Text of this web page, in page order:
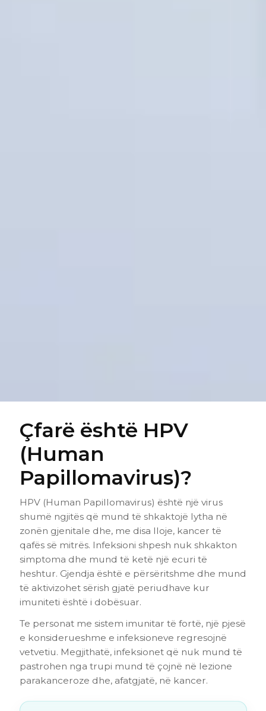
Çfarë është HPV
(Human
Papillomavirus)?
HPV (Human Papillomavirus) është një virus
shumë ngjitës që mund të shkaktojë lythа në
zonën gjenitale dhe, me disa lloje, kancer të
qafës së mitrës. Infeksioni shpesh nuk shkakton
simptoma dhe mund të ketë një ecuri të
heshtur. Gjendja është e përsëritshme dhe mund
të aktivizohet sërish gjatë periudhave kur
imuniteti është i dobësuar.
Te personat me sistem imunitar të fortë, një pjesë
e konsiderueshme e infeksioneve regresojnë
vetvetiu. Megjithatë, infeksionet që nuk mund të
pastrohen nga trupi mund të çojnë në lezione
parakanceroze dhe, afatgjatë, në kancer.